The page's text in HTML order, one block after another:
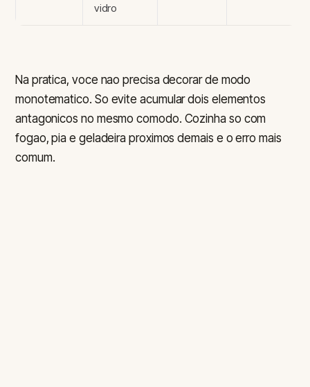
vidro
Na pratica, voce nao precisa decorar de modo
monotematico. So evite acumular dois elementos
antagonicos no mesmo comodo. Cozinha so com
fogao, pia e geladeira proximos demais e o erro mais
comum.